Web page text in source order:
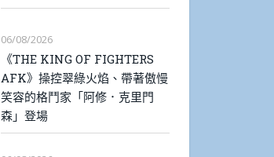
06/08/2026
《THE KING OF FIGHTERS
AFK》操控翠綠火焰、帶著傲慢
笑容的格鬥家「阿修．克里門
森」登場